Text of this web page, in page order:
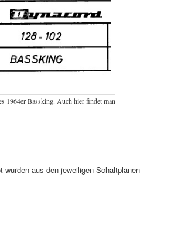
1964er Bassking. Auch hier findet man
wurden aus den jeweiligen Schaltplänen